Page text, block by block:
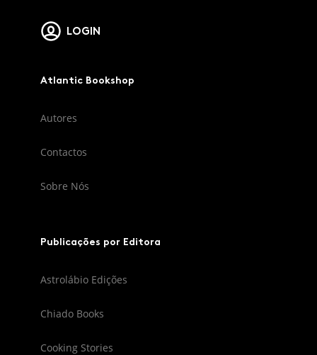
LOGIN
Atlantic Bookshop
Autores
Contactos
Sobre Nós
Publicações por Editora
Astrolábio Edições
Chiado Books
Cooking Stories